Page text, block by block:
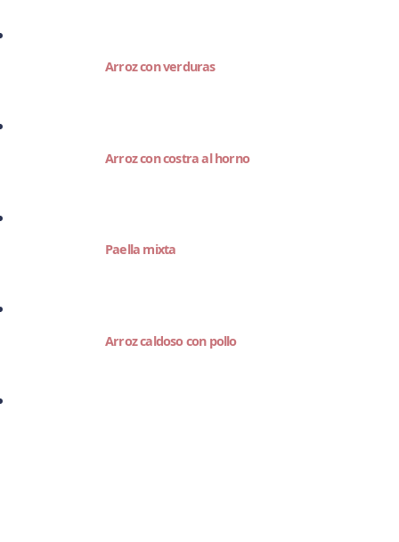
Arroz con verduras
Arroz con costra al horno
Paella mixta
Arroz caldoso con pollo